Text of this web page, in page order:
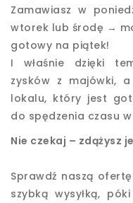
Zamawiasz w
wtorek lub środę →
gotowy na piątek!
I właśnie dzięki
zysków z majówki, a
lokalu, który jest
do spędzenia czasu
Nie czekaj – zdążysz
Sprawdź naszą
szybką wysyłką,